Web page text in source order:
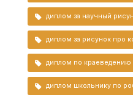
диплом за научный
диплом за рисунок про
диплом по краеведению
диплом школьнику по